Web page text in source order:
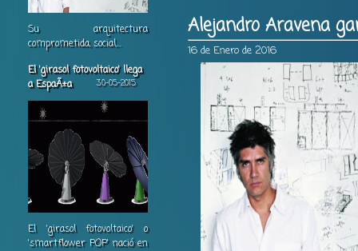
Su arquitectura
comprometida, social,...
El 'girasol fotovoltaico' llega
a EspaÃ±a
30-05-2015
El 'girasol fotovoltaico' o
'smartflower POP' nació en
Alejandro Aravena
16 de Enero de 2016